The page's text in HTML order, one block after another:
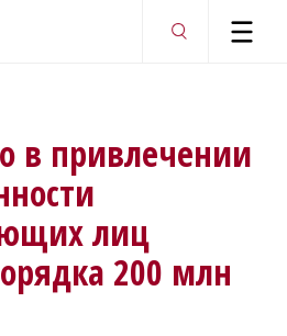
в привлечении
лиц
200 млн